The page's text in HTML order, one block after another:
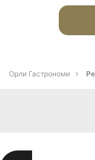
Орли Гастрономи